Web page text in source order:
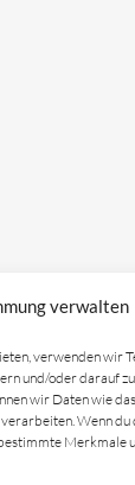
verwalten
verwenden wir
und/oder darauf
wir Daten wie
Wenn
Merkmale